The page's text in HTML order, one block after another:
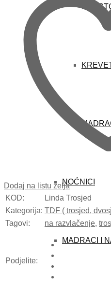
NOĆNICI
MADRACI I
Dodaj na listu želja
KOD:
Linda Trosjed
Kategorija: TDF ( trosjed,
Tagovi:
na razvlačenje,
Podjelite: